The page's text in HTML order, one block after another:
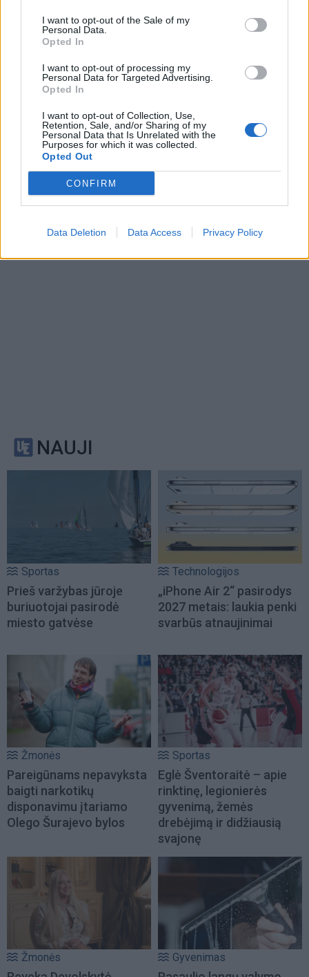
I want to opt-out of the Sale of my
Personal Data.
Opted In
I want to opt-out of processing my
Personal Data for Targeted Advertising.
Opted In
I want to opt-out of Collection, Use,
Retention, Sale, and/or Sharing of my
Personal Data that Is Unrelated with the
Purposes for which it was collected.
Opted Out
CONFIRM
Data Deletion Data Access Privacy Policy
vėliau ir jos nepilnametę
(2)
ištuštino žaidimų
Kriminalai
Paramediko nužudymo
byloje į laisvę paleistas
vienas įtariamųjų(3)
Užsidegė lauko pavėsinė:
keturios šeimos
NAUJI
Sportas
Prieš varžybas jūroje
buriuotojai pasirodė
miesto gatvėse
Technologijos
„iPhone Air 2“ pasirodys
2027 metais: laukia penki
svarbūs atnaujinimai
Žmonės
Pareigūnams nepavyksta
baigti narkotikų
disponavimu įtariamo
Olego Šurajevo bylos
Sportas
Eglė Šventoraitė – apie
rinktinę, legionierės
gyvenimą, žemės
drebėjimą ir didžiausią
svajonę
Žmonės Gyvenimas